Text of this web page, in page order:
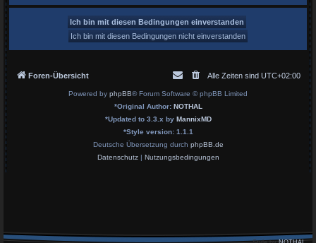
Foren-Übersicht Alle Zeiten sind UTC+02:00
Powered by phpBB® Forum Software © phpBB Limited
*Original Author: NOTHAL
*Updated to 3.3.x by MannixMD
*Style version: 1.1.1
Deutsche Übersetzung durch phpBB.de
Datenschutz| Nutzungsbedingungen